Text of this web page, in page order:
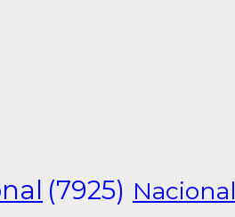
(7925) Nacional